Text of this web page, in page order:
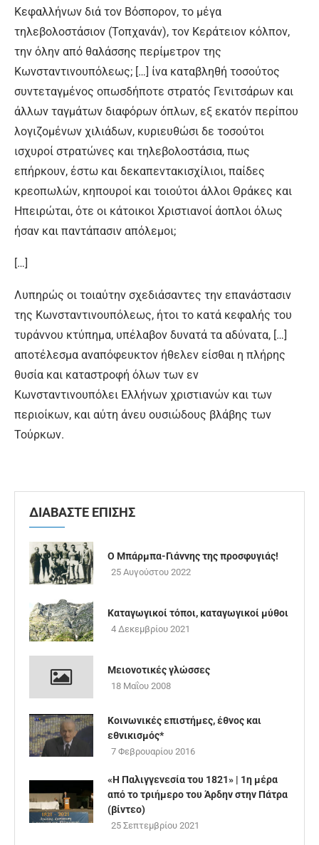
Κεφαλλήνων διά τον Βόσπορον, το μέγα
τηλεβολοστάσιον (Τοπχανάν), τον Κεράτειον κόλπον,
την όλην από θαλάσσης περίμετρον της
Κωνσταντινουπόλεως; […] ίνα καταβληθή τοσούτος
συντεταγμένος οπωσδήποτε στρατός Γενιτσάρων και
άλλων ταγμάτων διαφόρων όπλων, εξ εκατόν περίπου
λογιζομένων χιλιάδων, κυριευθώσι δε τοσούτοι
ισχυροί στρατώνες και τηλεβολοστάσια, πως
επήρκουν, έστω και δεκαπεντακισχίλιοι, παίδες
κρεοπωλών, κηπουροί και τοιούτοι άλλοι Θράκες και
Ηπειρώται, ότε οι κάτοικοι Χριστιανοί άοπλοι όλως
ήσαν και παντάπασιν απόλεμοι;
[…]
Λυπηρώς οι τοιαύτην σχεδιάσαντες την επανάστασιν
της Κωνσταντινουπόλεως, ήτοι το κατά κεφαλής του
τυράννου κτύπημα, υπέλαβον δυνατά τα αδύνατα, […]
αποτέλεσμα αναπόφευκτον ήθελεν είσθαι η πλήρης
θυσία και καταστροφή όλων των εν
Κωνσταντινουπόλει Ελλήνων χριστιανών και των
περιοίκων, και αύτη άνευ ουσιώδους βλάβης των
Τούρκων.
ΔΙΑΒΑΣΤΕ ΕΠΙΣΗΣ
Ο Μπάρμπα-Γιάννης της προσφυγιάς!
25 Αυγούστου 2022
Καταγωγικοί τόποι, καταγωγικοί μύθοι
4 Δεκεμβρίου 2021
Μειονοτικές γλώσσες
18 Μαΐου 2008
Κοινωνικές επιστήμες, έθνος και
εθνικισμός*
7 Φεβρουαρίου 2016
«Η Παλιγγενεσία του 1821» | 1η μέρα
από το τριήμερο του Άρδην στην Πάτρα
(βίντεο)
25 Σεπτεμβρίου 2021